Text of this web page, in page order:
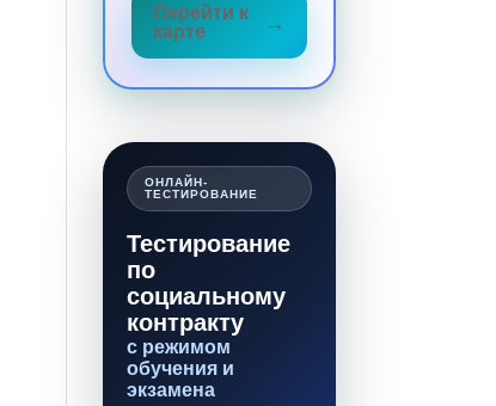
Перейти к
карте
ОНЛАЙН-
ТЕСТИРОВАНИЕ
Тестирование
по
социальному
контракту
с режимом
обучения и
экзамена